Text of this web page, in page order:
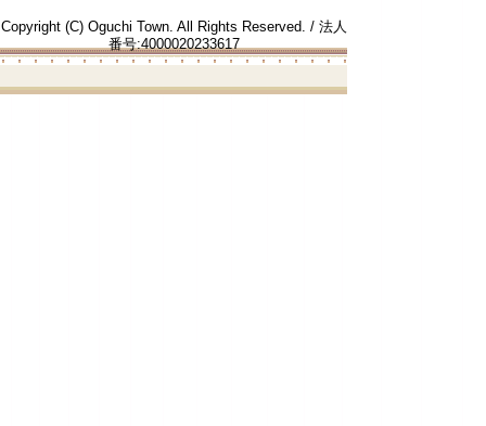
Copyright (C) Oguchi Town. All Rights Reserved. / 法人
番号:4000020233617